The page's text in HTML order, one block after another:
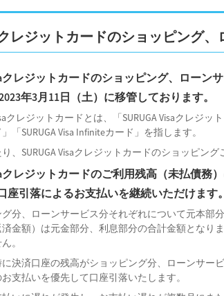
クレジットカードのショッピング
クレジットカードのショッピング、ロー
年3月11日（土）に移管しております。
クレジットカードとは、「SURUGA Visaクレジッ
「SURUGA Visa Infiniteカード」を指します。
、SURUGA Visaクレジットカードのショッピン
クレジットカードのご利用残高（未払債
座引落によるお支払いを継続いただけます。
分、ローンサービス分それぞれについて元本部
済金額）は元金部分、利息部分の合計金額とな
。
決済口座の残高がショッピング分、ローンサー
支払いを優先して口座引落いたします。